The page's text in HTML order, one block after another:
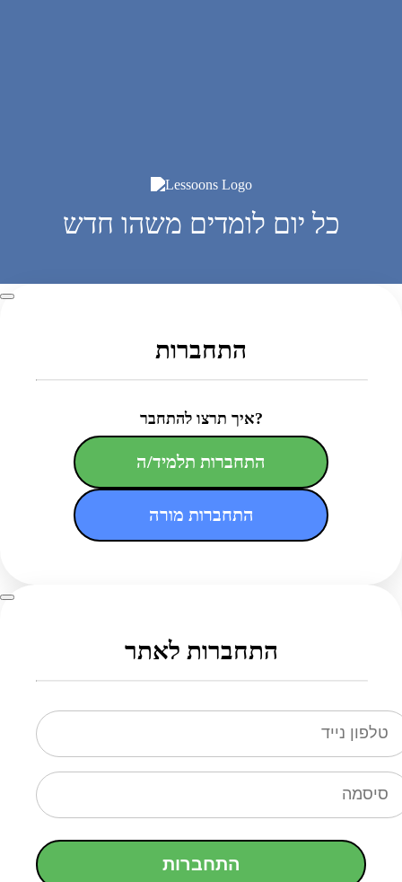
כל יום לומדים משהו חדש
התחברות
איך תרצו להתחבר?
התחברות תלמיד/ה
התחברות מורה
התחברות לאתר
התחברות